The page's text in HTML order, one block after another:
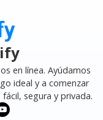
en línea. Ayúdamos
ideal y a comenzar
segura y privada.